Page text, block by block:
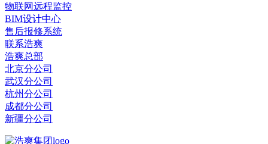
物联网远程监控
BIM设计中心
售后报修系统
联系浩爽
浩爽总部
北京分公司
武汉分公司
杭州分公司
成都分公司
新疆分公司